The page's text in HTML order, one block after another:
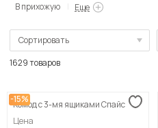
В прихожую
Еще
Сортировать
Сначала дорогие
1629 товаров
-15%
Комод с 3-мя ящиками Спайс
Цена